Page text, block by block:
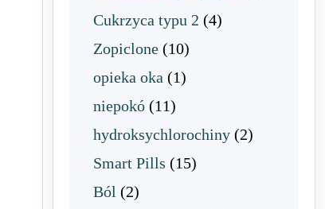
Cukrzyca typu 2 (4)
Zopiclone (10)
opieka oka (1)
niepokó (11)
hydroksychlorochiny (2)
Smart Pills (15)
Ból (2)